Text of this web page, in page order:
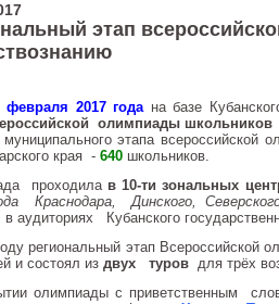
этап
2017 года на базе
олимпиады школьников
муниципального этапа всероссийской
края - 640 школьников.
проходила в 10-ти зональных
Краснодара, Динского,
аудиториях Кубанского
региональный этап Всероссийской
и состоял из двух туров для трёх
олимпиады с приветственным